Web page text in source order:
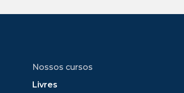
Nossos cursos
Livres